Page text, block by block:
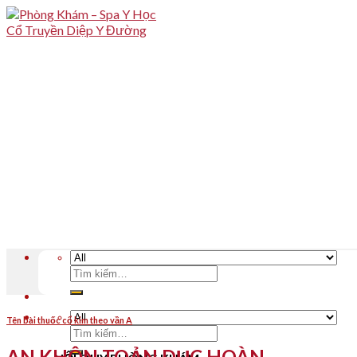
Skip
to
Tìm
kiếm:
Tìm
kiếm:
Tên bài thuốc cổ kim theo vần A